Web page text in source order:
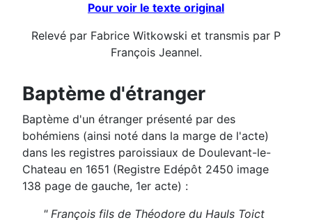
Pour voir le texte original
Relevé par Fabrice Witkowski et transmis par P
François Jeannel.
Baptème d'étranger
Baptème d'un étranger présenté par des
bohémiens (ainsi noté dans la marge de l'acte)
dans les registres paroissiaux de Doulevant-le-
Chateau en 1651 (Registre Edépôt 2450 image
138 page de gauche, 1er acte) :
" François fils de Théodore du Hauls Toict